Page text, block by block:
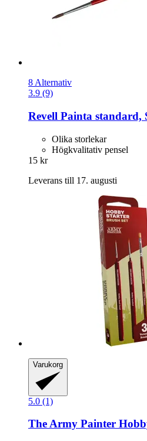
8 Alternativ
3.9 (9)
Revell Painta standard,
Olika storlekar
Högkvalitativ pensel
15 kr
Leverans till 17. augusti
Varukorg
5.0 (1)
The Army Painter